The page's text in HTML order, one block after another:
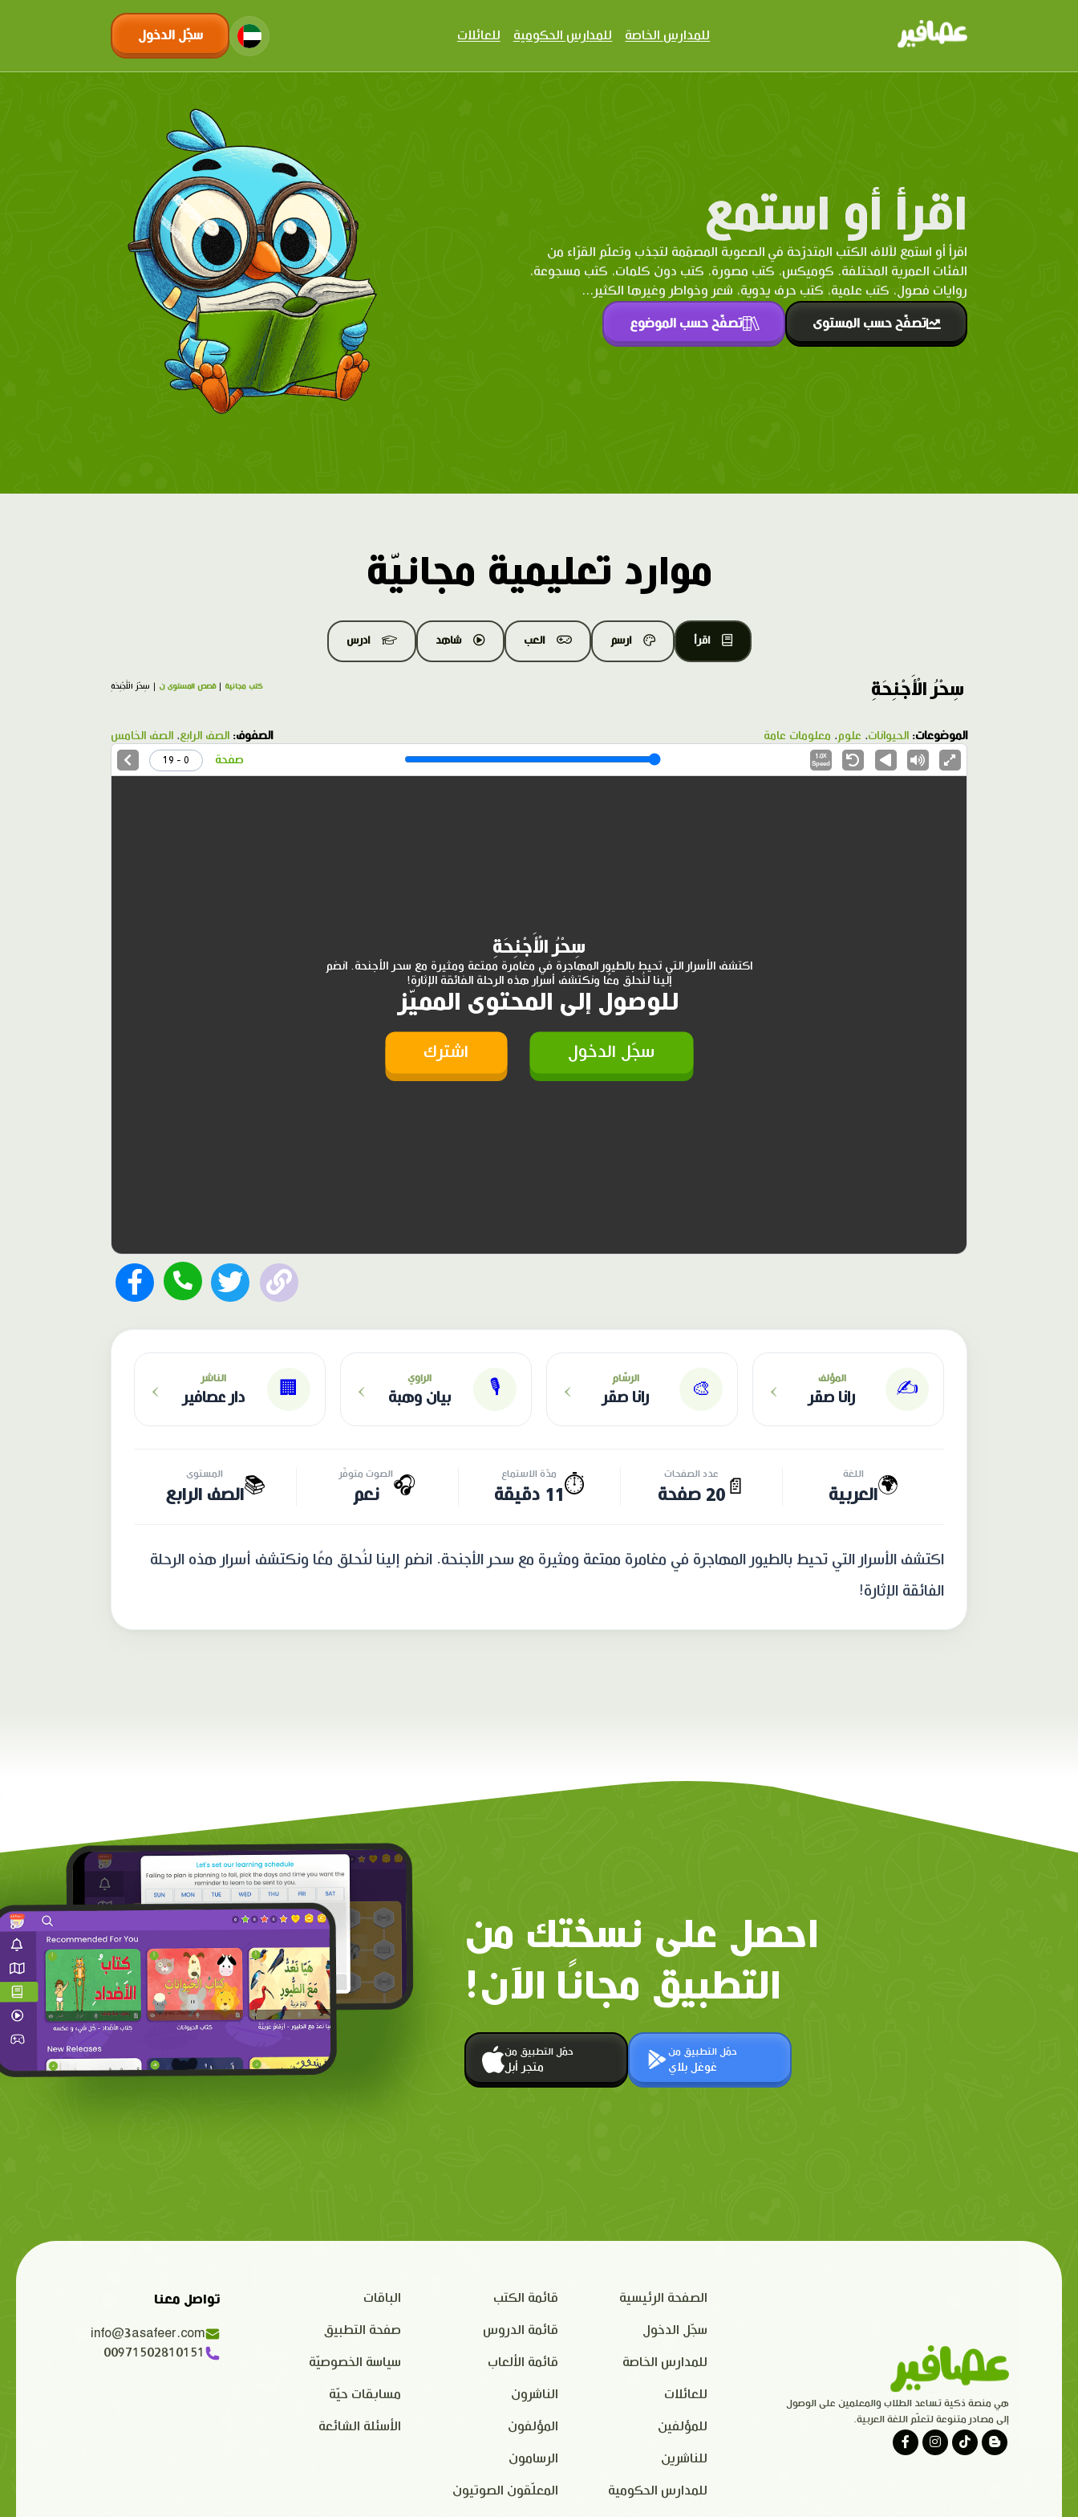
للمدارس الخاصة للمدارس الحكومية للعائلات سجّل الدخول
اقرأ أو استمع
اقرأ أو استمع لآلاف الكتب المتدرّحة في الصعوبة المصمّمة لتجذب وتعلّم القرّاء من
الفئات العمرية المختلفة. كوميكس، كتب مصورة، كتب دون كلمات، كتب مسجوعة،
روايات فصول، كتب علمية، كتب حرف يدوية، شعر وخواطر وغيرها الكثير...
تصفّح حسب المستوى تصفّح حسب الموضوع
موارد تعليمية مجانيّة
اقرأ ارسم العب شاهد ادرس
سِحْرُ الْأَجْنِحَةِ كتب مجانية |قصص المستوى ن | سِحْرُ الْأَجْنِحَةِ
الموضوعات: الحيوانات، علوم، معلومات عامة الصفوف: الصف الرابع، الصف الخامس
1.0X
Speed
صفحة 0 - 19
سِحْرُ الْأَجْنِحَةِ
اكتشف الأسرار التي تحيط بالطيور المهاجرة في مغامرة ممتعة ومثيرة مع سحر الأجنحة. انضم
إلينا لنُحلق معًا ونكتشف أسرار هذه الرحلة الفائقة الإثارة!
للوصول إلى المحتوى المميّز
سجّل الدخول اشترك
✍️ المؤلف
رانا صقر ›
🎨
الرسّام
رانا صقر ›
🎙 الراوي
بيان وهبة ›
🏢
الناشر
دار عصافير ›
🌍 اللغة
العربية 📄
عدد الصفحات
20 صفحة ⏱️ مدّة الاستماع
11 دقيقة 🎧الصوت متوفّر
نعم 📚 المستوى
الصف الرابع
اكتشف الأسرار التي تحيط بالطيور المهاجرة في مغامرة ممتعة ومثيرة مع سحر الأجنحة. انضم إلينا لنُحلق معًا ونكتشف أسرار هذه الرحلة
الفائقة الإثارة!
احصل على نسختك من
التطبيق مجانًا الآن!
حمّل التطبيق من
متجر أبل
حمّل التطبيق من
غوغل بلاي
هي منصة ذكية تساعد الطلاب والمعلمين على الوصول
إلى مصادر متنوعة لتعلّم اللغة العربية.
الصفحة الرئيسية
سجّل الدخول
للمدارس الخاصة
للعائلات
للمؤلفين
للناشرين
للمدارس الحكومية
قائمة الكتب
قائمة الدروس
قائمة الألعاب
الناشرون
المؤلفون
الرسامون
المعلّقون الصوتيون
الباقات
صفحة التطبيق
سياسة الخصوصيّة
مسابقات حيّة
الأسئلة الشائعة
تواصل معنا
info@3asafeer.com
00971502810151